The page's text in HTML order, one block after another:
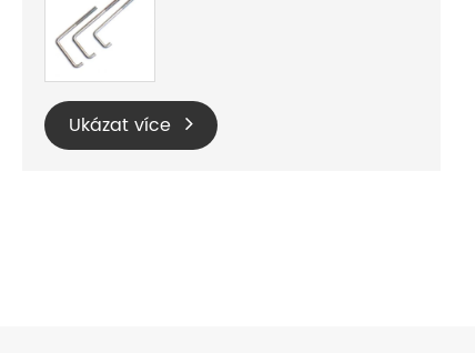
Ukázat více